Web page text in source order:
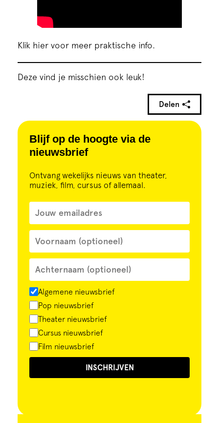
Blijf op de hoogte via de
nieuwsbrief
Ontvang wekelijks nieuws van theater,
muziek, film, cursus of allemaal.
Algemene nieuwsbrief
Pop nieuwsbrief
Theater nieuwsbrief
Cursus nieuwsbrief
Film nieuwsbrief
INSCHRIJVEN
Klik hier voor meer praktische info.
Deze vind je misschien ook leuk!
Delen